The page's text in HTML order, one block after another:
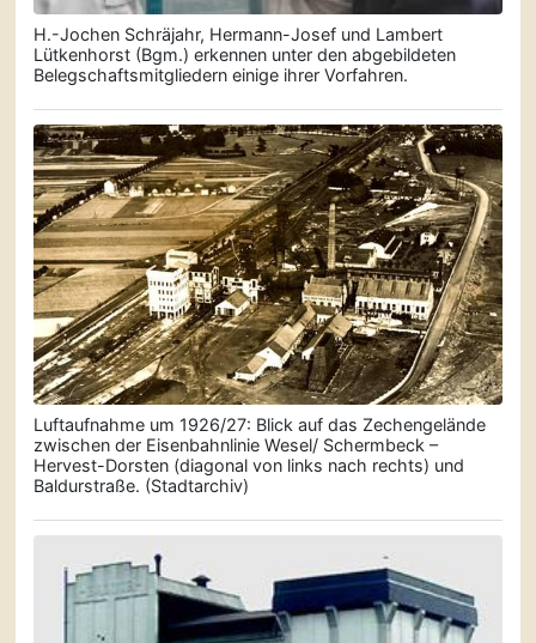
H.-Jochen Schräjahr, Hermann-Josef und Lambert
Lütkenhorst (Bgm.) erkennen unter den abgebilde­ten
Belegschafts­mitgliedern einige ihrer Vorfahren.
Luftaufnahme um 1926/27: Blick auf das Zechengelände
zwischen der Eisenbahnlinie Wesel/ Schermbeck –
Hervest-Dorsten (diagonal von links nach rechts) und
Baldurstraße. (Stadtarchiv)